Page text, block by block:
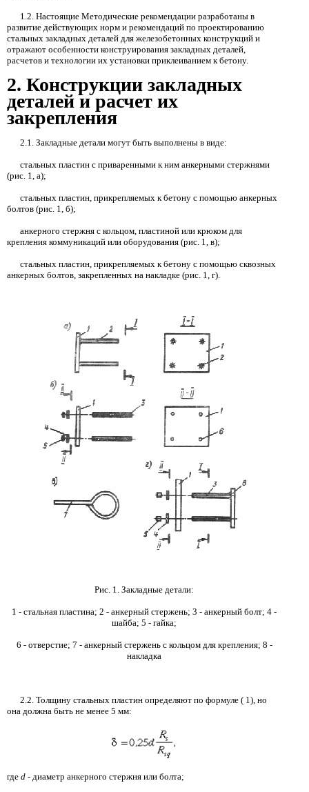
1.2. Настоящие Методические рекомендации разработаны в
развитие действующих норм и рекомендаций по проектированию
стальных закладных деталей для железобетонных конструкций и
отражают особенности конструирования закладных деталей,
расчетов и технологии их установки приклеиванием к бетону.
2. Конструкции закладных
деталей и расчет их
закрепления
2.1. Закладные детали могут быть выполнены в виде:
стальных пластин с приваренными к ним анкерными стержнями
(рис. 1, а);
стальных пластин, прикрепляемых к бетону с помощью анкерных
болтов (рис. 1, б);
анкерного стержня с кольцом, пластиной или крюком для
крепления коммуникаций или оборудования (рис. 1, в);
стальных пластин, прикрепляемых к бетону с помощью сквозных
анкерных болтов, закрепленных на накладке (рис. 1, г).
Рис. 1. Закладные детали:
1 - стальная пластина; 2 - анкерный стержень; 3 - анкерный болт; 4 -
шайба; 5 - гайка;
6 - отверстие; 7 - анкерный стержень с кольцом для крепления; 8 -
накладка
2.2. Толщину стальных пластин определяют по формуле(1 ), но
она должна быть не менее 5 мм:
где d - диаметр анкерного стержня или болта;